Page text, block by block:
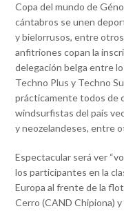
Copa del mundo de
cántabros se unen
y bielorrusos, entre
anfitriones copan la
delegación belga entre
Techno Plus y Techno
prácticamente todos de
windsurfistas del país
y neozelandeses, entre
Espectacular será ver
los participantes en la
Europa al frente de la
Cerro (CAND Chipiona)